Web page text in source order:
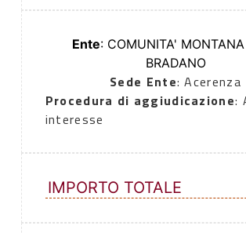
Ente: COMUNITA'
BRADANO
Sede Ente: Acerenza
Procedura di aggiudicazione:
interesse
IMPORTO TOTALE